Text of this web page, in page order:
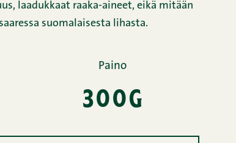
laadukkaat raaka-aineet, eikä mitään
suomalaisesta lihasta.
Paino
300g